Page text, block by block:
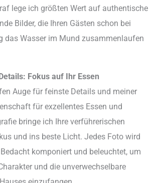
lege ich größten Wert auf authentische
Bilder, die Ihren Gästen schon bei
das Wasser im Mund zusammenlaufen
Fokus auf Ihr Essen
Auge für feinste Details und meiner
für exzellentes Essen und
bringe ich Ihre verführerischen
und ins beste Licht. Jedes Foto wird
komponiert und beleuchtet, um
und die unverwechselbare